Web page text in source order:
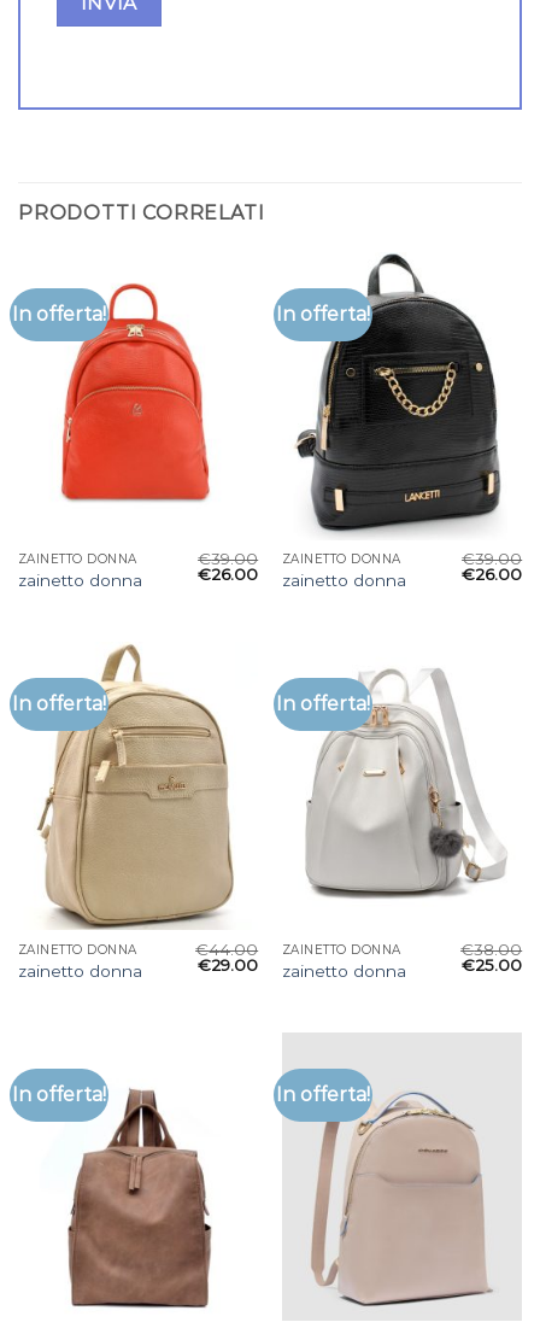
PRODOTTI CORRELATI
In offerta!
ZAINETTO DONNA
zainetto donna
€39.00
€26.00
In offerta!
ZAINETTO DONNA
zainetto donna
€39.00
€26.00
In offerta!
ZAINETTO DONNA
zainetto donna
€44.00
€29.00
In offerta!
ZAINETTO DONNA
zainetto donna
€38.00
€25.00
In offerta! In offerta!